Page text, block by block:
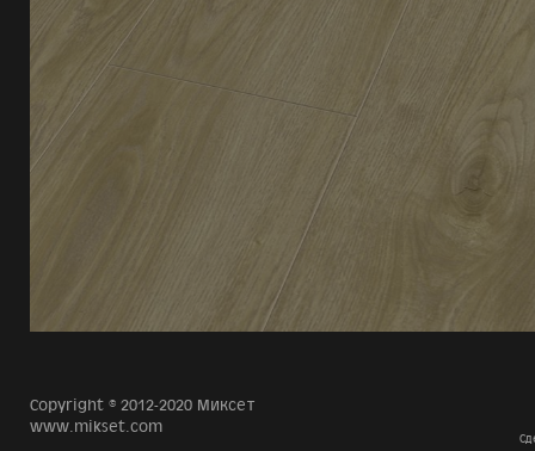
Copyright © 2012-2020 Миксет
www.mikset.com